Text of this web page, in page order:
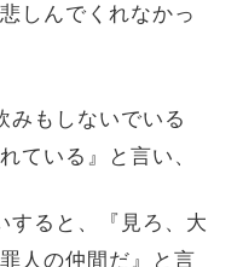
しんでくれなかっ
みもしないでいる
ている』と言い、
すると、『見ろ、大
人の仲間だ』と言